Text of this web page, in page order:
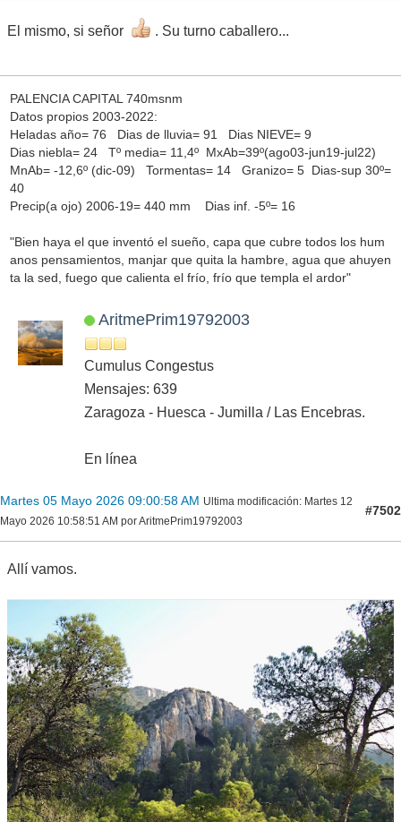
El mismo, si señor . Su turno caballero...
PALENCIA CAPITAL 740msnm
Datos propios 2003-2022:
Heladas año= 76 Dias de lluvia= 91 Dias NIEVE= 9
Dias niebla= 24 Tº media= 11,4º MxAb=39º(ago03-jun19-jul22)
MnAb= -12,6º (dic-09) Tormentas= 14 Granizo= 5 Dias-sup 30º=
40
Precip(a ojo) 2006-19= 440 mm Dias inf. -5º= 16
"Bien haya el que inventó el sueño, capa que cubre todos los hum
anos pensamientos, manjar que quita la hambre, agua que ahuyen
ta la sed, fuego que calienta el frío, frío que templa el ardor"
AritmePrim19792003
Cumulus Congestus
Mensajes: 639
Zaragoza - Huesca - Jumilla / Las Encebras.
En línea
Martes 05 Mayo 2026 09:00:58 AM Ultima modificación: Martes 12
Mayo 2026 10:58:51 AM por AritmePrim19792003
#7502
Allí vamos.